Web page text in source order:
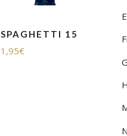
TOMATES ET SAUCES
VINI DI
VINI
SPAGHETTI 15
1,95€